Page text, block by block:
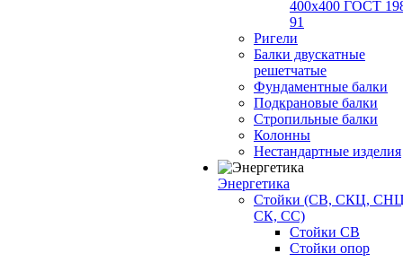
400х400 ГОСТ
91
Ригели
Балки двускатные
решетчатые
Фундаментные балки
Подкрановые балки
Стропильные балки
Колонны
Нестандартные изделия
Энергетика
Стойки (СВ, СКЦ,
СК, СС)
Стойки СВ
Стойки опор